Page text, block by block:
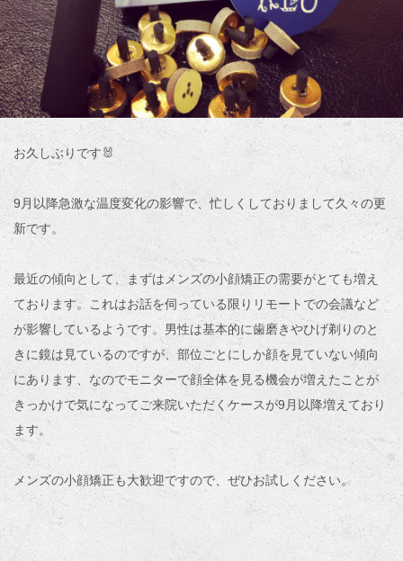
お久しぶりです🐰
9月以降急激な温度変化の影響で、忙しくしておりまして久々の更
新です。
最近の傾向として、まずはメンズの小顔矯正の需要がとても増え
ております。これはお話を伺っている限りリモートでの会議など
が影響しているようです。男性は基本的に歯磨きやひげ剃りのと
きに鏡は見ているのですが、部位ごとにしか顔を見ていない傾向
にあります、なのでモニターで顔全体を見る機会が増えたことが
きっかけで気になってご来院いただくケースが9月以降増えており
ます。
メンズの小顔矯正も大歓迎ですので、ぜひお試しください。